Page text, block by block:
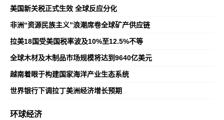
美国新关税正式生效 全球反应分化
非洲“资源民族主义”浪潮席卷全球矿产供应链
拉美18国受美国税率波及10%至12.5%不等
全球木材及木制品市场规模将达到9640亿美元
越南着眼于构建国家海洋产业生态系统
世界银行下调拉丁美洲经济增长预期
环球经济